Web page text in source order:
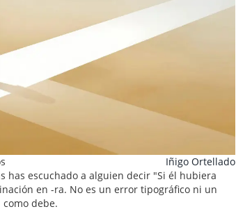
Iñigo Ortellado
has escuchado a alguien decir "Si él hubiera
en -ra. No es un error tipográfico ni un
debe.